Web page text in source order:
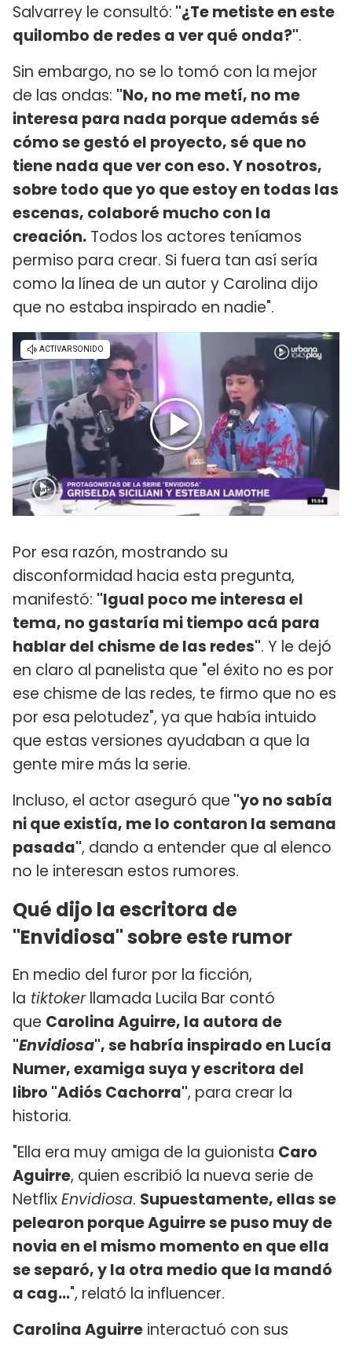
Salvarrey le consultó: "¿Te metiste en este
quilombo de redes a ver qué onda?".
Sin embargo, no se lo tomó con la mejor
de las ondas: "No, no me metí, no me
interesa para nada porque además sé
cómo se gestó el proyecto, sé que no
tiene nada que ver con eso. Y nosotros,
sobre todo que yo que estoy en todas las
escenas, colaboré mucho con la
creación. Todos los actores teníamos
permiso para crear. Si fuera tan así sería
como la línea de un autor y Carolina dijo
que no estaba inspirado en nadie".
Por esa razón, mostrando su
disconformidad hacia esta pregunta,
manifestó: "Igual poco me interesa el
tema, no gastaría mi tiempo acá para
hablar del chisme de las redes". Y le dejó
en claro al panelista que "el éxito no es por
ese chisme de las redes, te firmo que no es
por esa pelotudez", ya que había intuido
que estas versiones ayudaban a que la
gente mire más la serie.
Incluso, el actor aseguró que "yo no sabía
ni que existía, me lo contaron la semana
pasada", dando a entender que al elenco
no le interesan estos rumores.
Qué dijo la escritora de
"Envidiosa" sobre este rumor
En medio del furor por la ficción,
la tiktokerllamada Lucila Bar contó
que Carolina Aguirre, la autora de
"Envidiosa", se habría inspirado en Lucía
Numer, examiga suya y escritora del
libro "Adiós Cachorra", para crear la
historia.
"Ella era muy amiga de la guionista Caro
Aguirre, quien escribió la nueva serie de
NetflixEnvidiosa. Supuestamente, ellas se
pelearon porque Aguirre se puso muy de
novia en el mismo momento en que ella
se separó, y la otra medio que la mandó
a cag...", relató la influencer.
Carolina Aguirre interactuó con sus